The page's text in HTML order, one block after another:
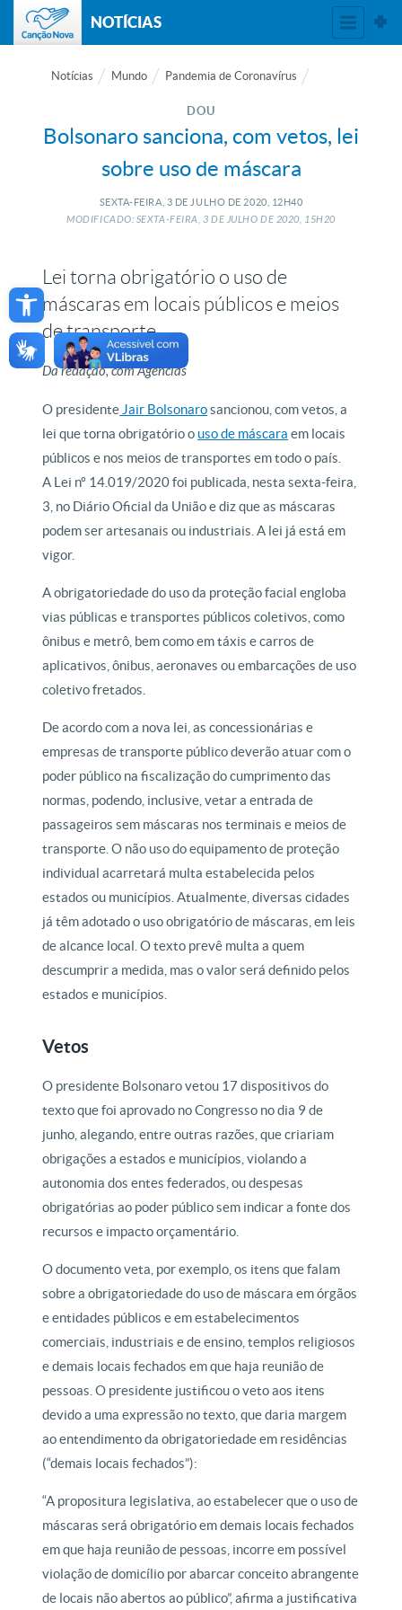
Open toolbar
NOTÍCIAS
Notícias Mundo Pandemia de Coronavírus
DOU
Bolsonaro sanciona, com vetos, lei
sobre uso de máscara
SEXTA-FEIRA, 3 DE JULHO DE 2020, 12H40
MODIFICADO: SEXTA-FEIRA, 3 DE JULHO DE 2020, 15H20
Lei torna obrigatório o uso de
máscaras em locais públicos e meios
de transporte
Da redação, com Agências
O presidente Jair Bolsonarosancionou, com vetos, a
lei que torna obrigatório o uso de máscara em locais
públicos e nos meios de transportes em todo o país.
A Lei nº 14.019/2020 foi publicada, nesta sexta-feira,
3, no Diário Oficial da União e diz que as máscaras
podem ser artesanais ou industriais. A lei já está em
vigor.
A obrigatoriedade do uso da proteção facial engloba
vias públicas e transportes públicos coletivos, como
ônibus e metrô, bem como em táxis e carros de
aplicativos, ônibus, aeronaves ou embarcações de uso
coletivo fretados.
De acordo com a nova lei, as concessionárias e
empresas de transporte público deverão atuar com o
poder público na fiscalização do cumprimento das
normas, podendo, inclusive, vetar a entrada de
passageiros sem máscaras nos terminais e meios de
transporte. O não uso do equipamento de proteção
individual acarretará multa estabelecida pelos
estados ou municípios. Atualmente, diversas cidades
já têm adotado o uso obrigatório de máscaras, em leis
de alcance local. O texto prevê multa a quem
descumprir a medida, mas o valor será definido pelos
estados e municípios.
Vetos
O presidente Bolsonaro vetou 17 dispositivos do
texto que foi aprovado no Congresso no dia 9 de
junho, alegando, entre outras razões, que criariam
obrigações a estados e municípios, violando a
autonomia dos entes federados, ou despesas
obrigatórias ao poder público sem indicar a fonte dos
recursos e impacto orçamentário.
O documento veta, por exemplo, os itens que falam
sobre a obrigatoriedade do uso de máscara em órgãos
e entidades públicos e em estabelecimentos
comerciais, industriais e de ensino, templos religiosos
e demais locais fechados em que haja reunião de
pessoas. O presidente justificou o veto aos itens
devido a uma expressão no texto, que daria margem
ao entendimento da obrigatoriedade em residências
(“demais locais fechados”):
“A propositura legislativa, ao estabelecer que o uso de
máscaras será obrigatório em demais locais fechados
em que haja reunião de pessoas, incorre em possível
violação de domicílio por abarcar conceito abrangente
de locais não abertos ao público”, afirma a justificativa